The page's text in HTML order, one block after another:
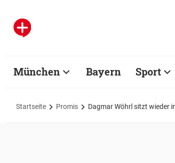
München Bayern Sport
Startseite Promis Dagmar Wöhrl sitzt wieder